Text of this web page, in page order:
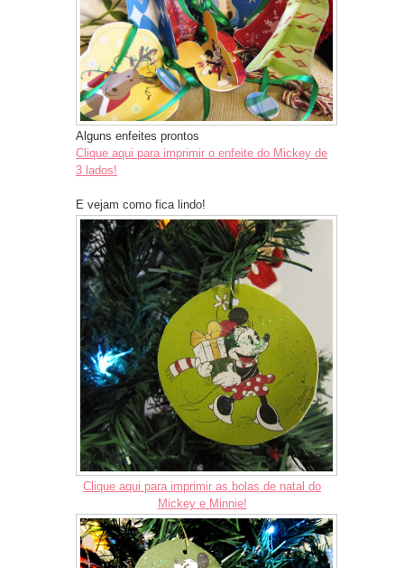
Alguns enfeites prontos
Clique aqui para imprimir o enfeite do Mickey de
3 lados!
E vejam como fica lindo!
Clique aqui para imprimir as bolas de natal do
Mickey e Minnie!